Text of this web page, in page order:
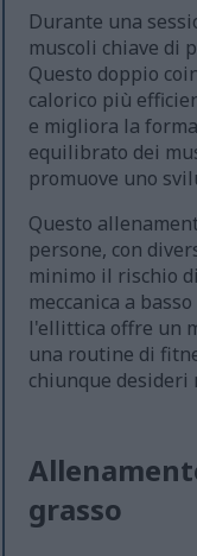
Durante una
muscoli chiave di
Questo doppio
calorico più
e migliora la
equilibrato dei
promuove uno
Questo
persone, con
minimo il rischio
meccanica a
l'ellittica offre un
una routine di
chiunque
grasso